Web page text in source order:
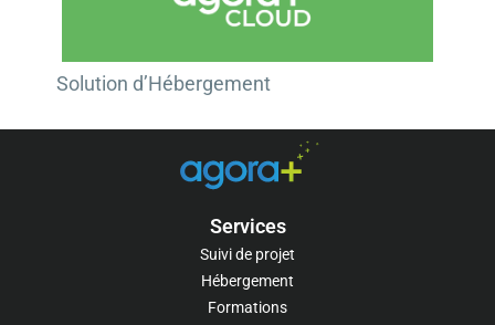
Solution d’Hébergement
Services
Suivi de projet
Hébergement
Formations